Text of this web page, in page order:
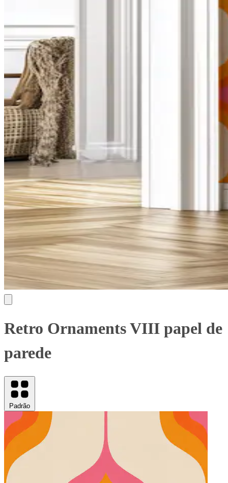
Retro Ornaments VIII papel de
parede
Padrão